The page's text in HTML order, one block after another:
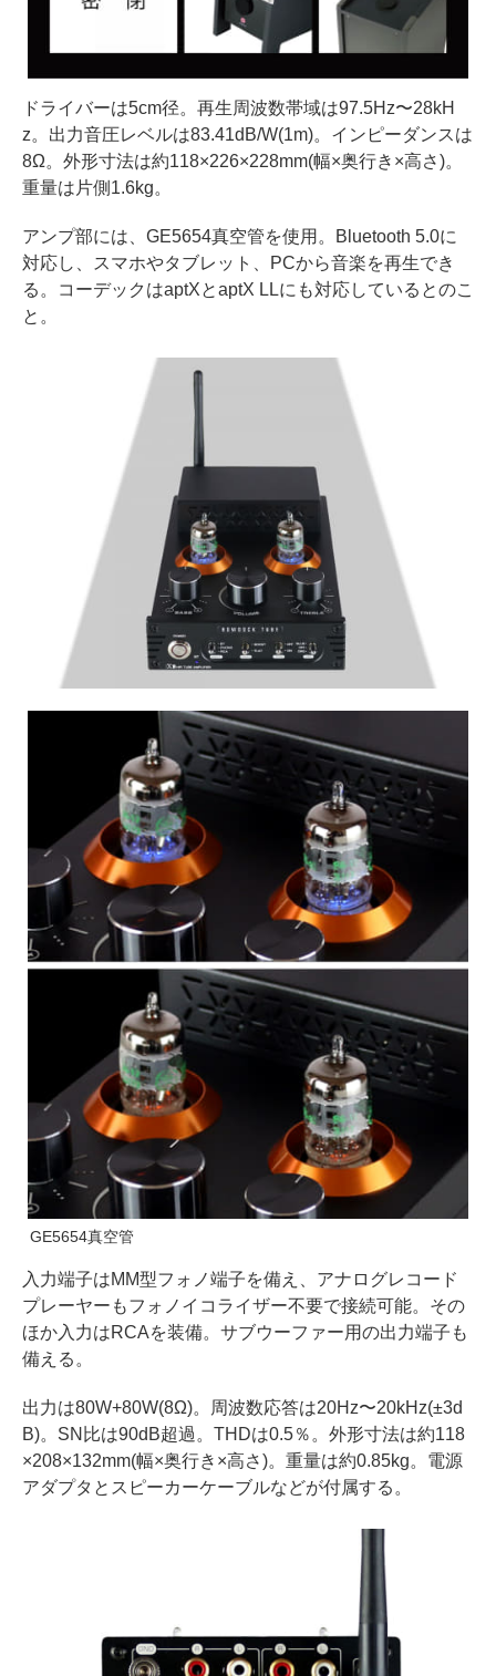
ドライバーは5cm径。再生周波数帯域は97.5Hz〜28kH
z。出力音圧レベルは83.41dB/W(1m)。インピーダンスは
8Ω。外形寸法は約118×226×228mm(幅×奥行き×高さ)。
重量は片側1.6kg。
アンプ部には、GE5654真空管を使用。Bluetooth 5.0に
対応し、スマホやタブレット、PCから音楽を再生でき
る。コーデックはaptXとaptX LLにも対応しているとのこ
と。
GE5654真空管
入力端子はMM型フォノ端子を備え、アナログレコード
プレーヤーもフォノイコライザー不要で接続可能。その
ほか入力はRCAを装備。サブウーファー用の出力端子も
備える。
出力は80W+80W(8Ω)。周波数応答は20Hz〜20kHz(±3d
B)。SN比は90dB超過。THDは0.5％。外形寸法は約118
×208×132mm(幅×奥行き×高さ)。重量は約0.85kg。電源
アダプタとスピーカーケーブルなどが付属する。